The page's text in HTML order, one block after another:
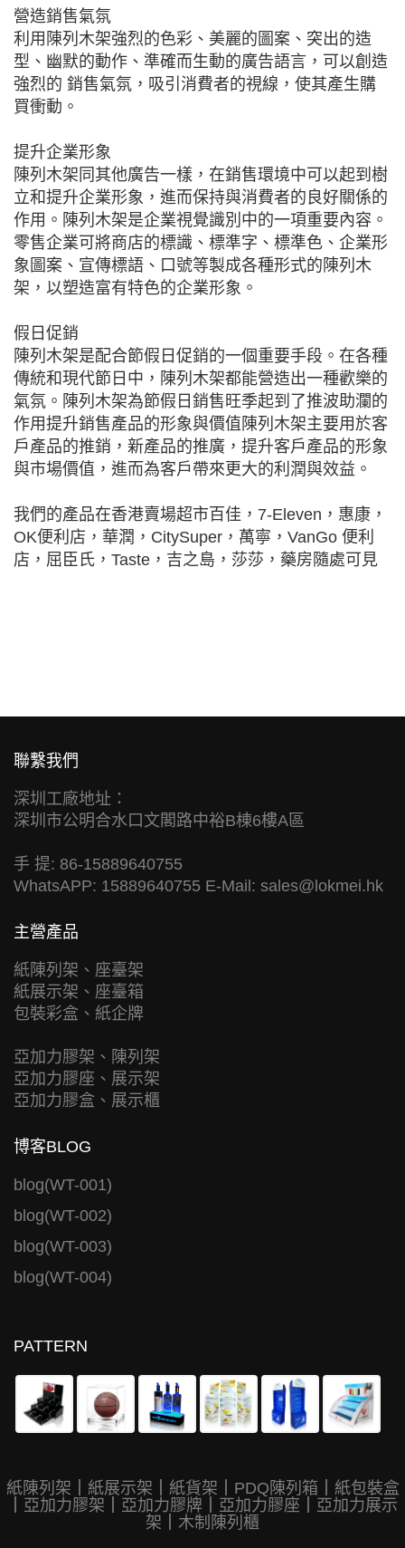
營造銷售氣氛
利用陳列木架強烈的色彩、美麗的圖案、突出的造
型、幽默的動作、準確而生動的廣告語言，可以創造
強烈的 銷售氣氛，吸引消費者的視線，使其產生購
買衝動。
提升企業形象
陳列木架同其他廣告一樣，在銷售環境中可以起到樹
立和提升企業形象，進而保持與消費者的良好關係的
作用。陳列木架是企業視覺識別中的一項重要內容。
零售企業可將商店的標識、標準字、標準色、企業形
象圖案、宣傳標語、口號等製成各種形式的陳列木
架，以塑造富有特色的企業形象。
假日促銷
陳列木架是配合節假日促銷的一個重要手段。在各種
傳統和現代節日中，陳列木架都能營造出一種歡樂的
氣氛。陳列木架為節假日銷售旺季起到了推波助瀾的
作用提升銷售產品的形象與價值陳列木架主要用於客
戶產品的推銷，新產品的推廣，提升客戶產品的形象
與市場價值，進而為客戶帶來更大的利潤與效益。
我們的產品在香港賣場超市百佳，7-Eleven，惠康，
OK便利店，華潤，CitySuper，萬寧，VanGo 便利
店，屈臣氏，Taste，吉之島，莎莎，藥房隨處可見
聯繫我們
深圳工廠地址：
深圳市公明合水口文閣路中裕B棟6樓A區
手 提: 86-15889640755
WhatsAPP: 15889640755 E-Mail: sales@lokmei.hk
主營產品
紙陳列架、座臺架
紙展示架、座臺箱
包裝彩盒、紙企牌
亞加力膠架、陳列架
亞加力膠座、展示架
亞加力膠盒、展示櫃
博客BLOG
blog(WT-001)
blog(WT-002)
blog(WT-003)
blog(WT-004)
PATTERN
紙陳列架 紙展示架 紙貨架 PDQ陳列箱
紙包裝盒
亞加力膠架 亞加力膠牌 亞加力膠座
亞加力展示
架
木制陳列櫃